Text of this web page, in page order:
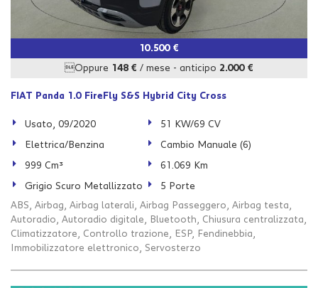
10.500 €
Oppure 148 € / mese - anticipo 2.000 €
FIAT Panda 1.0 FireFly S&S Hybrid City Cross
Usato, 09/2020 51 KW/69 CV
Elettrica/Benzina Cambio Manuale (6)
999 Cm³ 61.069 Km
Grigio Scuro Metallizzato
5 Porte
ABS, Airbag, Airbag laterali, Airbag Passeggero, Airbag testa,
Autoradio, Autoradio digitale, Bluetooth, Chiusura centralizzata,
Climatizzatore, Controllo trazione, ESP, Fendinebbia,
Immobilizzatore elettronico, Servosterzo